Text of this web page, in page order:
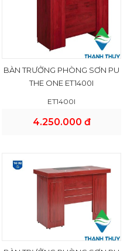
BÀN TRƯỞNG PHÒNG SƠN PU
THE ONE ET1400I
ET1400I
4.250.000 đ